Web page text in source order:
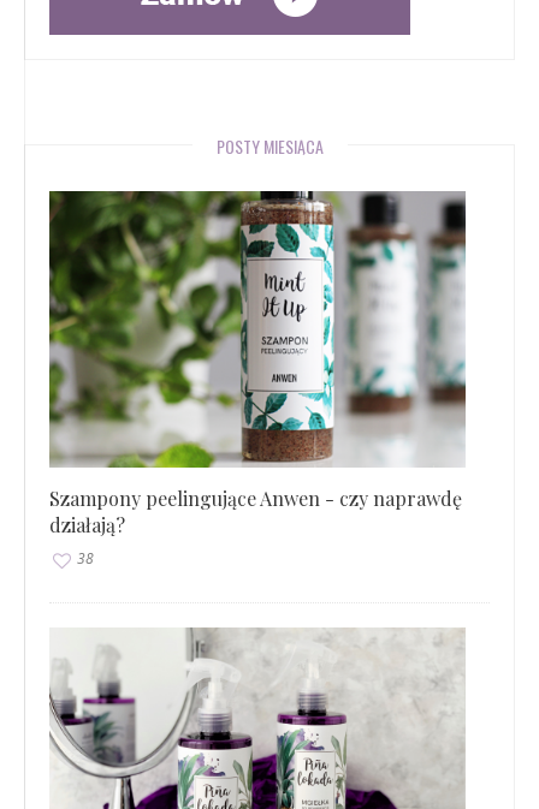
POSTY MIESIĄCA
Szampony peelingujące Anwen - czy naprawdę
działają?
38